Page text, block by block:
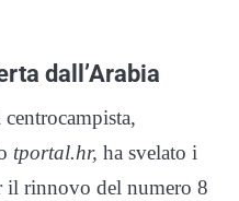
dall’Arabia
centrocampista,
tportal.hr, ha svelato i
il rinnovo del numero 8